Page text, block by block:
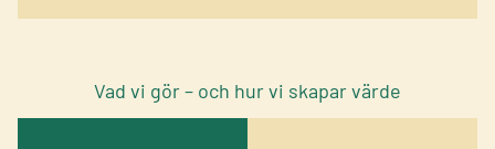
Vad vi gör – och hur vi skapar värde